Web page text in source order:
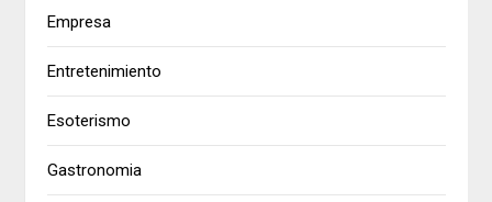
Empresa
Entretenimiento
Esoterismo
Gastronomia